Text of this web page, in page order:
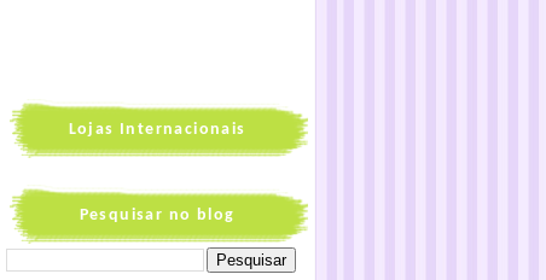
Lojas Internacionais
Pesquisar no blog